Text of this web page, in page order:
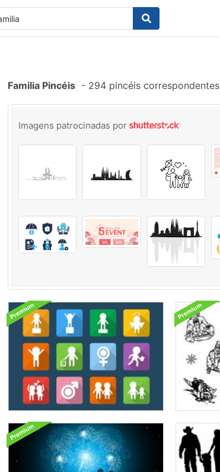
Familia Pincéis - 294 pincéis correspondentes
Imagens patrocinadas por